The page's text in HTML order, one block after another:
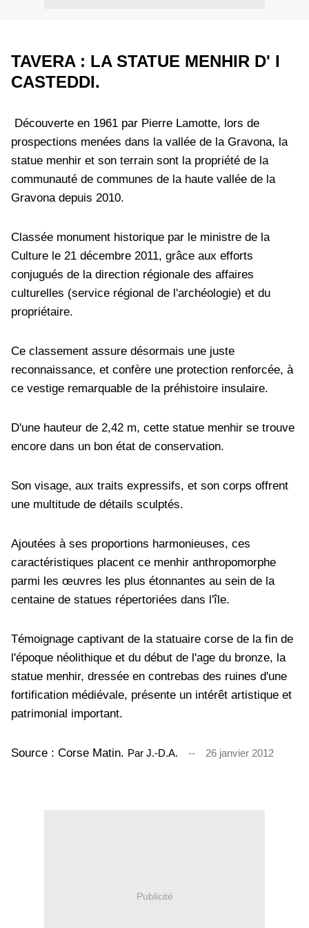
TAVERA : LA STATUE MENHIR D' I
CASTEDDI.
Découverte en 1961 par Pierre Lamotte, lors de
prospections menées dans la vallée de la Gravona, la
statue menhir et son terrain sont la propriété de la
communauté de communes de la haute vallée de la
Gravona depuis 2010.
Classée monument historique par le ministre de la
Culture le 21 décembre 2011, grâce aux efforts
conjugués de la direction régionale des affaires
culturelles (service régional de l'archéologie) et du
propriétaire.
Ce classement assure désormais une juste
reconnaissance, et confère une protection renforcée, à
ce vestige remarquable de la préhistoire insulaire.
D'une hauteur de 2,42 m, cette statue menhir se trouve
encore dans un bon état de conservation.
Son visage, aux traits expressifs, et son corps offrent
une multitude de détails sculptés.
Ajoutées à ses proportions harmonieuses, ces
caractéristiques placent ce menhir anthropomorphe
parmi les œuvres les plus étonnantes au sein de la
centaine de statues répertoriées dans l'île.
Témoignage captivant de la statuaire corse de la fin de
l'époque néolithique et du début de l'age du bronze, la
statue menhir, dressée en contrebas des ruines d'une
fortification médiévale, présente un intérêt artistique et
patrimonial important.
Source : Corse Matin. Par J.-D.A. -- 26 janvier 2012
Publicité